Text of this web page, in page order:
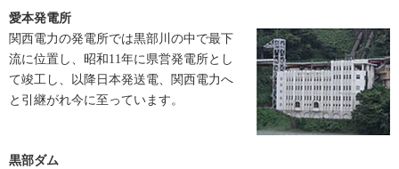
愛本発電所
関西電力の発電所では黒部川の中で最下
流に位置し、昭和11年に県営発電所とし
て竣工し、以降日本発送電、関西電力へ
と引継がれ今に至っています。
黒部ダム